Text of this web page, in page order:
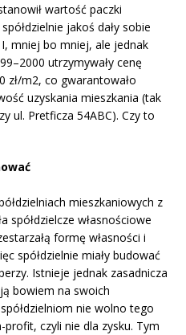
wartość paczki
jakoś dały sobie
mniej bo mniej, ale jednak
utrzymywały cenę
zł/m2, co gwarantowało
uzyskania mieszkania (tak
ul. Pretficza 54ABC). Czy to
mieszkaniowych z
spółdzielcze własnościowe
formę własności i
spółdzielnie miały budować
Istnieje jednak zasadnicza
bowiem na swoich
nie wolno tego
czyli nie dla zysku. Tym